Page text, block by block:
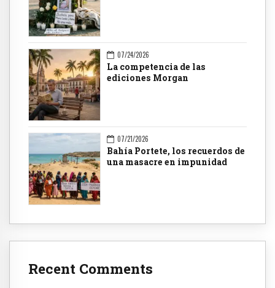
07/24/2026
La competencia de las
ediciones Morgan
07/21/2026
Bahía Portete, los recuerdos de
una masacre en impunidad
Recent Comments